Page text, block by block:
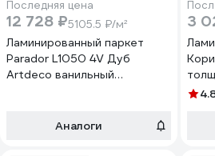
Последняя цена
12 728 ₽5105.5 ₽/м²
Ламинированный паркет
Parador L1050 4V Дуб
Artdeco ванильный
Аналоги
3